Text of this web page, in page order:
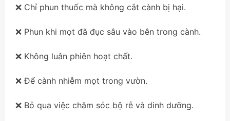
❌ Chỉ phun thuốc mà không cắt cành bị hại.
❌ Phun khi mọt đã đục sâu vào bên trong cành.
❌ Không luân phiên hoạt chất.
❌ Để cành nhiễm mọt trong vườn.
❌ Bỏ qua việc chăm sóc bộ rễ và dinh dưỡng.